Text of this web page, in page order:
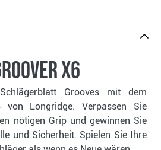
X6
Grooves mit dem
von Longridge. Verpassen Sie
nötigen Grip und gewinnen Sie
und Sicherheit. Spielen Sie Ihre